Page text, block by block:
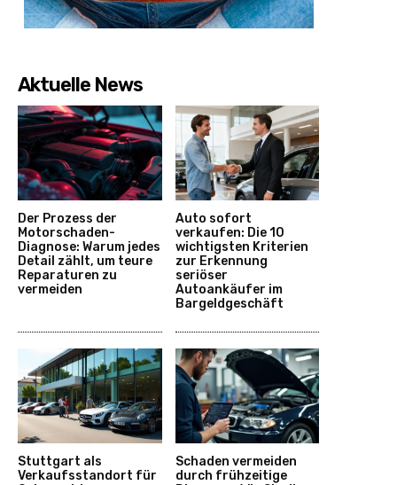
Aktuelle News
Der Prozess der
Motorschaden-
Diagnose: Warum jedes
Detail zählt, um teure
Reparaturen zu
vermeiden
Auto sofort
verkaufen: Die 10
wichtigsten Kriterien
zur Erkennung
seriöser
Autoankäufer im
Bargeldgeschäft
Stuttgart als
Verkaufsstandort für
Schaden vermeiden
durch frühzeitige